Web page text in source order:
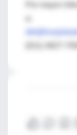
Por mayor